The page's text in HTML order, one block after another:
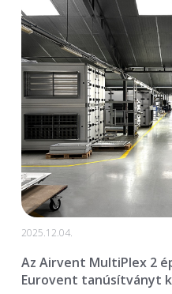
2025.12.04.
Az Airvent MultiPlex 2
Eurovent tanúsítványt